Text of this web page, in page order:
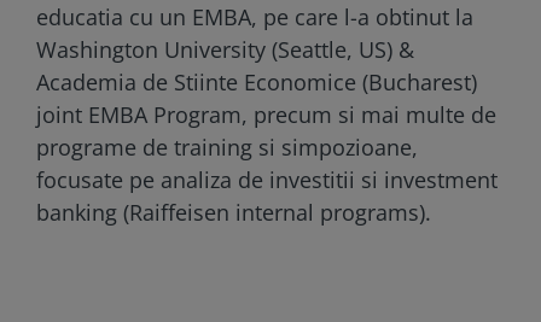
educatia cu un EMBA, pe care l-a obtinut la
Washington University (Seattle, US) &
Academia de Stiinte Economice (Bucharest)
joint EMBA Program, precum si mai multe de
programe de training si simpozioane,
focusate pe analiza de investitii si investment
banking (Raiffeisen internal programs).